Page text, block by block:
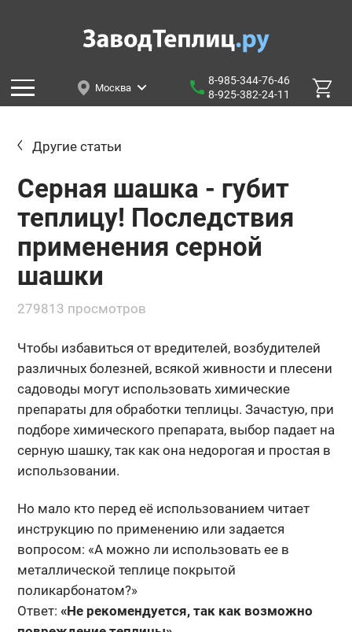
Москва
8-985-344-76-46
8-925-382-24-11
Другие статьи
Серная шашка - губит
теплицу! Последствия
применения серной
шашки
279813 просмотров
Чтобы избавиться от вредителей, возбудителей
различных болезней, всякой живности и плесени
садоводы могут использовать химические
препараты для обработки теплицы. Зачастую, при
подборе химического препарата, выбор падает на
серную шашку, так как она недорогая и простая в
использовании.
Но мало кто перед её использованием читает
инструкцию по применению или задается
вопросом: «А можно ли использовать ее в
металлической теплице покрытой
поликарбонатом?»
Ответ: «Не рекомендуется, так как возможно